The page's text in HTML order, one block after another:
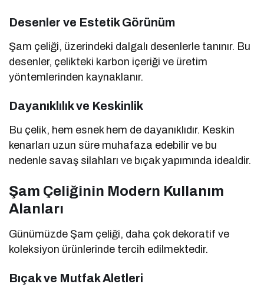
Desenler ve Estetik Görünüm
Şam çeliği, üzerindeki dalgalı desenlerle tanınır. Bu
desenler, çelikteki karbon içeriği ve üretim
yöntemlerinden kaynaklanır.
Dayanıklılık ve Keskinlik
Bu çelik, hem esnek hem de dayanıklıdır. Keskin
kenarları uzun süre muhafaza edebilir ve bu
nedenle savaş silahları ve bıçak yapımında idealdir.
Şam Çeliğinin Modern Kullanım
Alanları
Günümüzde Şam çeliği, daha çok dekoratif ve
koleksiyon ürünlerinde tercih edilmektedir.
Bıçak ve Mutfak Aletleri